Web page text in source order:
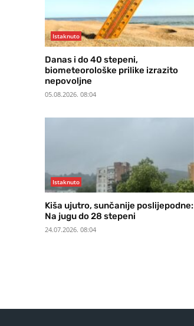
Istaknuto
Danas i do 40 stepeni,
biometeorološke prilike izrazito
nepovoljne
05.08.2026. 08:04
Istaknuto
Kiša ujutro, sunčanije poslijepodne:
Na jugu do 28 stepeni
24.07.2026. 08:04